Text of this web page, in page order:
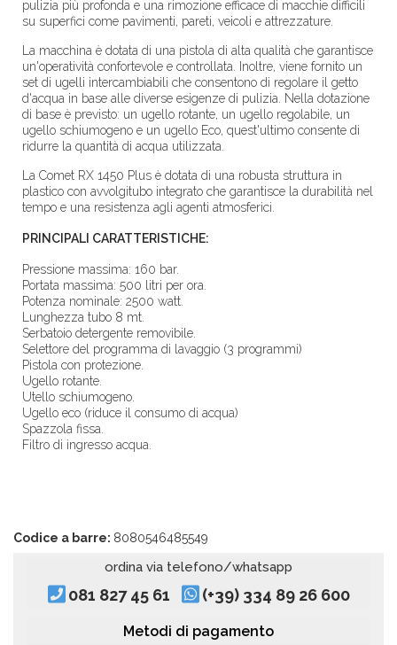
pulizia più profonda e una rimozione efficace di macchie difficili
su superfici come pavimenti, pareti, veicoli e attrezzature.
La macchina è dotata di una pistola di alta qualità che garantisce
un'operatività confortevole e controllata. Inoltre, viene fornito un
set di ugelli intercambiabili che consentono di regolare il getto
d'acqua in base alle diverse esigenze di pulizia. Nella dotazione
di base è previsto: un ugello rotante, un ugello regolabile, un
ugello schiumogeno e un ugello Eco, quest'ultimo consente di
ridurre la quantità di acqua utilizzata.
La Comet RX 1450 Plus è dotata di una robusta struttura in
plastico con avvolgitubo integrato che garantisce la durabilità nel
tempo e una resistenza agli agenti atmosferici.
PRINCIPALI CARATTERISTICHE:
Pressione massima: 160 bar.
Portata massima: 500 litri per ora.
Potenza nominale: 2500 watt.
Lunghezza tubo 8 mt.
Serbatoio detergente removibile.
Selettore del programma di lavaggio (3 programmi)
Pistola con protezione.
Ugello rotante.
Utello schiumogeno.
Ugello eco (riduce il consumo di acqua)
Spazzola fissa.
Filtro di ingresso acqua.
Codice a barre: 8080546485549
ordina via telefono/whatsapp
081 827 45 61 (+39) 334 89 26 600
Metodi di pagamento